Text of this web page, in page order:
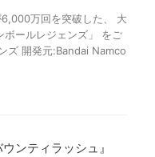
万回を突破した、 大
ボールレジェンズ」 をご
ズ 開発元:Bandai Namco
ウンティラッシュ』